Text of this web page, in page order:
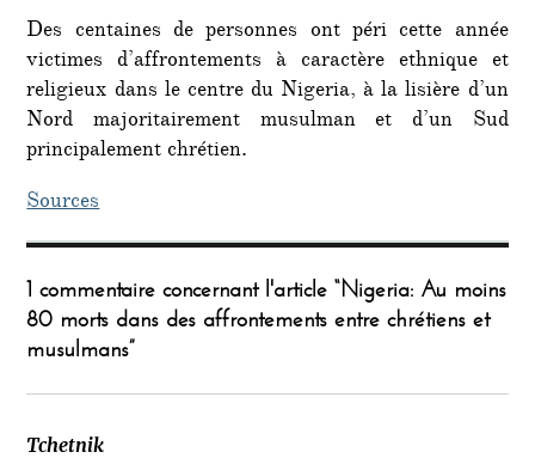
Des centaines de personnes ont péri cette année
victimes d’affrontements à caractère ethnique et
religieux dans le centre du Nigeria, à la lisière d’un
Nord majoritairement musulman et d’un Sud
principalement chrétien.
Sources
1 commentaire concernant l'article “Nigeria: Au moins
80 morts dans des affrontements entre chrétiens et
musulmans”
Tchetnik